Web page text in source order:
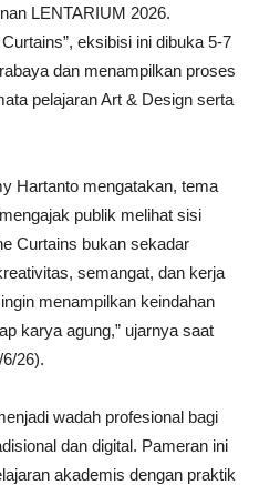
LENTARIUM 2026.
eksibisi ini dibuka 5-7
dan menampilkan proses
pelajaran Art & Design serta
Hartanto mengatakan, tema
publik melihat sisi
Curtains bukan sekadar
semangat, dan kerja
menampilkan keindahan
karya agung,” ujarnya saat
26).
wadah profesional bagi
dan digital. Pameran ini
akademis dengan praktik